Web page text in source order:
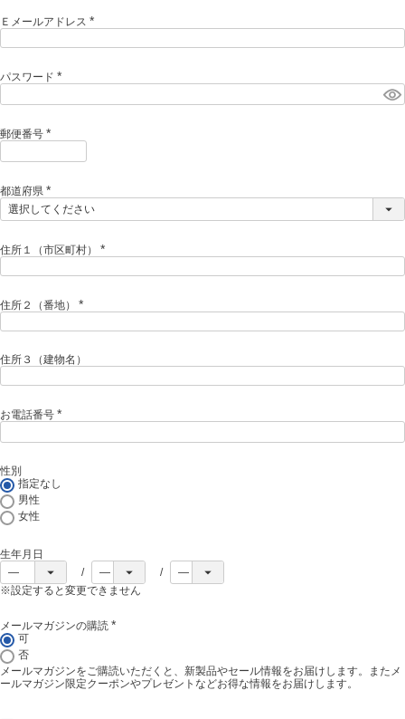
)
Ｅメールアドレス
必
パスワード
必
郵便番号
必
)
都道府県
(
必
住所１（市区町村）
必
住所２（番地）
必
)
住所３（建物名）
お電話番号
必
性別
指定なし
男性
女性
生年月日
※設定すると変更できません
メールマガジンの購読
須
)
可
否
メールマガジンをご購読いただくと、新製品やセール情報をお届けします。またメ
ールマガジン限定クーポンやプレゼントなどお得な情報をお届けします。